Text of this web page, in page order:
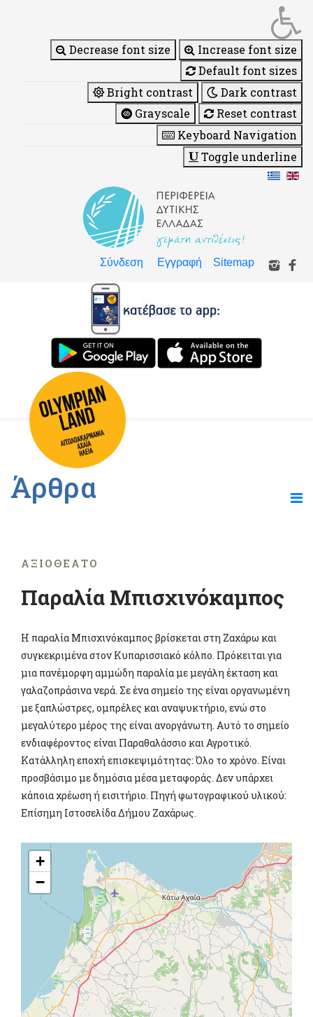
Decrease font size
Increase font size
Default font sizes
Bright contrast
Dark contrast
Grayscale
Reset contrast
Keyboard Navigation
Toggle underline
Σύνδεση Εγγραφή Sitemap
Άρθρα
ΑΞΙΟΘΈΑΤΟ
Παραλία Μπισχινόκαμπος
Η παραλία Μπισχινόκαμπος βρίσκεται στη Ζαχάρω και
συγκεκριμένα στον Κυπαρισσιακό κόλπο. Πρόκειται για
μια πανέμορφη αμμώδη παραλία με μεγάλη έκταση και
γαλαζοπράσινα νερά. Σε ένα σημείο της είναι οργανωμένη
με ξαπλώστρες, ομπρέλες και αναψυκτήριο, ενώ στο
μεγαλύτερο μέρος της είναι ανοργάνωτη. Αυτό το σημείο
ενδιαφέροντος είναι Παραθαλάσσιο και Αγροτικό.
Κατάλληλη εποχή επισκεψιμότητας: Όλο το χρόνο. Είναι
προσβάσιμο με δημόσια μέσα μεταφοράς. Δεν υπάρχει
κάποια χρέωση ή εισιτήριο. Πηγή φωτογραφικού υλικού:
Επίσημη Ιστοσελίδα Δήμου Ζαχάρως.
+
−